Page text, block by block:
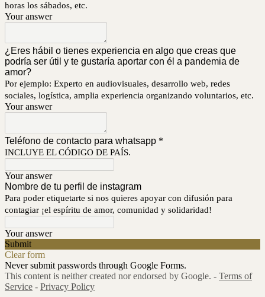
horas los sábados, etc.
Your answer
¿Eres hábil o tienes experiencia en algo que creas que
podría ser útil y te gustaría aportar con él a pandemia de
amor?
Por ejemplo: Experto en audiovisuales, desarrollo web, redes
sociales, logística, amplia experiencia organizando voluntarios, etc.
Your answer
Teléfono de contacto para whatsapp *
INCLUYE EL CÓDIGO DE PAÍS.
Your answer
Nombre de tu perfil de instagram
Para poder etiquetarte si nos quieres apoyar con difusión para
contagiar ¡el espíritu de amor, comunidad y solidaridad!
Your answer
Submit
Clear form
Never submit passwords through Google Forms.
This content is neither created nor endorsed by Google. - Terms of
Service - Privacy Policy